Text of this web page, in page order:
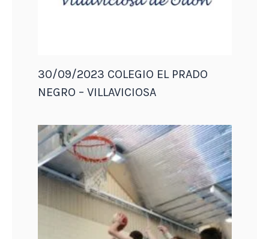
30/09/2023 COLEGIO EL PRADO
NEGRO – VILLAVICIOSA